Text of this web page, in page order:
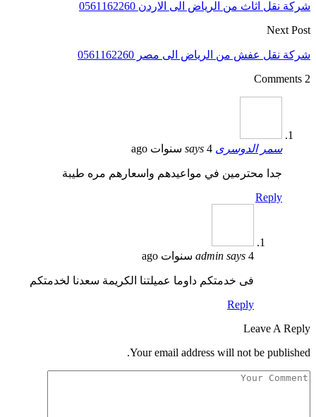
شركة نقل اثاث من الرياض الى الاردن 0561162260
Next Post
شركة نقل عفش من الرياض الى مصر 0561162260
2 Comments
سمر الدوسرى says 4 سنوات ago
جدا محترمين في مواعيدهم واسعارهم مره طيبة
Reply
admin says 4 سنوات ago
فى خدمتكم داوما عميلتنا الكريمة سعدنا لخدمتكم
Reply
Leave A Reply
Your email address will not be published.